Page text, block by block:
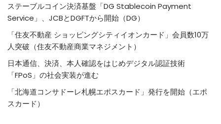
ステーブルコイン決済基盤「DG Stablecoin Payment
Service」、JCBとDGFTから開始（DG）
「住友不動産 ショッピングシティイオンカード」会員数10万
人突破（住友不動産商業マネジメント）
日本通信、決済、本人確認をはじめデジタル認証技術
「FPoS」の社会実装が進む
「北海道コンサドーレ札幌エポスカード」発行を開始（エポ
スカード）